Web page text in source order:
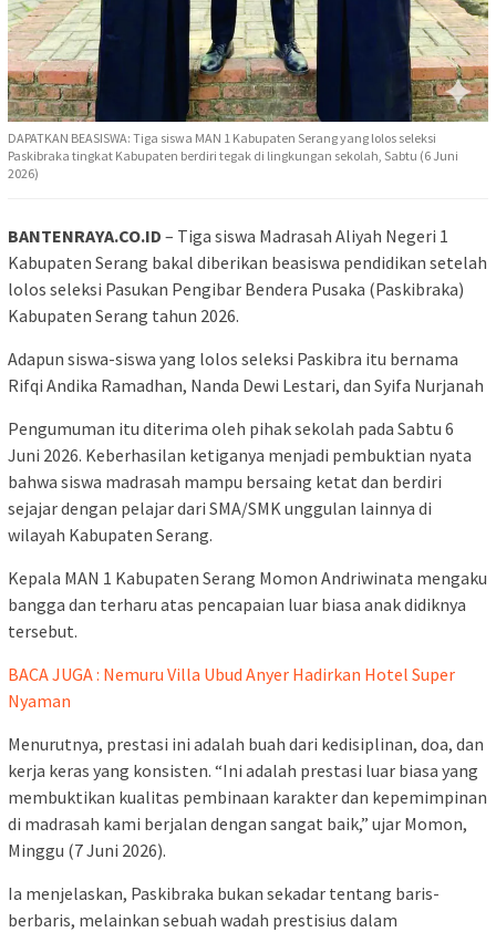
DAPATKAN BEASISWA: Tiga siswa MAN 1 Kabupaten Serang yang lolos seleksi
Paskibraka tingkat Kabupaten berdiri tegak di lingkungan sekolah, Sabtu (6 Juni
2026)
BANTENRAYA.CO.ID – Tiga siswa Madrasah Aliyah Negeri 1
Kabupaten Serang bakal diberikan beasiswa pendidikan setelah
lolos seleksi Pasukan Pengibar Bendera Pusaka (Paskibraka)
Kabupaten Serang tahun 2026.
Adapun siswa-siswa yang lolos seleksi Paskibra itu bernama
Rifqi Andika Ramadhan, Nanda Dewi Lestari, dan Syifa Nurjanah
Pengumuman itu diterima oleh pihak sekolah pada Sabtu 6
Juni 2026. Keberhasilan ketiganya menjadi pembuktian nyata
bahwa siswa madrasah mampu bersaing ketat dan berdiri
sejajar dengan pelajar dari SMA/SMK unggulan lainnya di
wilayah Kabupaten Serang.
Kepala MAN 1 Kabupaten Serang Momon Andriwinata mengaku
bangga dan terharu atas pencapaian luar biasa anak didiknya
tersebut.
BACA JUGA : Nemuru Villa Ubud Anyer Hadirkan Hotel Super
Nyaman
Menurutnya, prestasi ini adalah buah dari kedisiplinan, doa, dan
kerja keras yang konsisten. “Ini adalah prestasi luar biasa yang
membuktikan kualitas pembinaan karakter dan kepemimpinan
di madrasah kami berjalan dengan sangat baik,” ujar Momon,
Minggu (7 Juni 2026).
Ia menjelaskan, Paskibraka bukan sekadar tentang baris-
berbaris, melainkan sebuah wadah prestisius dalam